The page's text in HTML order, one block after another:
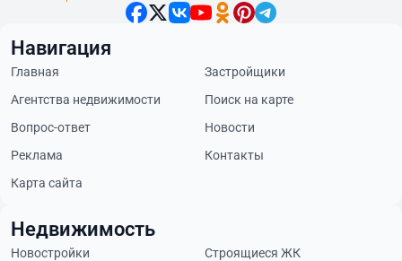
Навигация
Главная
Застройщики
Агентства недвижимости
Поиск на карте
Вопрос-ответ
Новости
Реклама
Контакты
Карта сайта
Недвижимость
Новостройки
Строящиеся ЖК